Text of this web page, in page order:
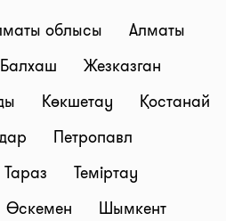
облысы
Алматы
Балхаш
Жезказган
Көкшетау
Қостанай
Петропавл
Тараз
Теміртау
Өскемен
Шымкент